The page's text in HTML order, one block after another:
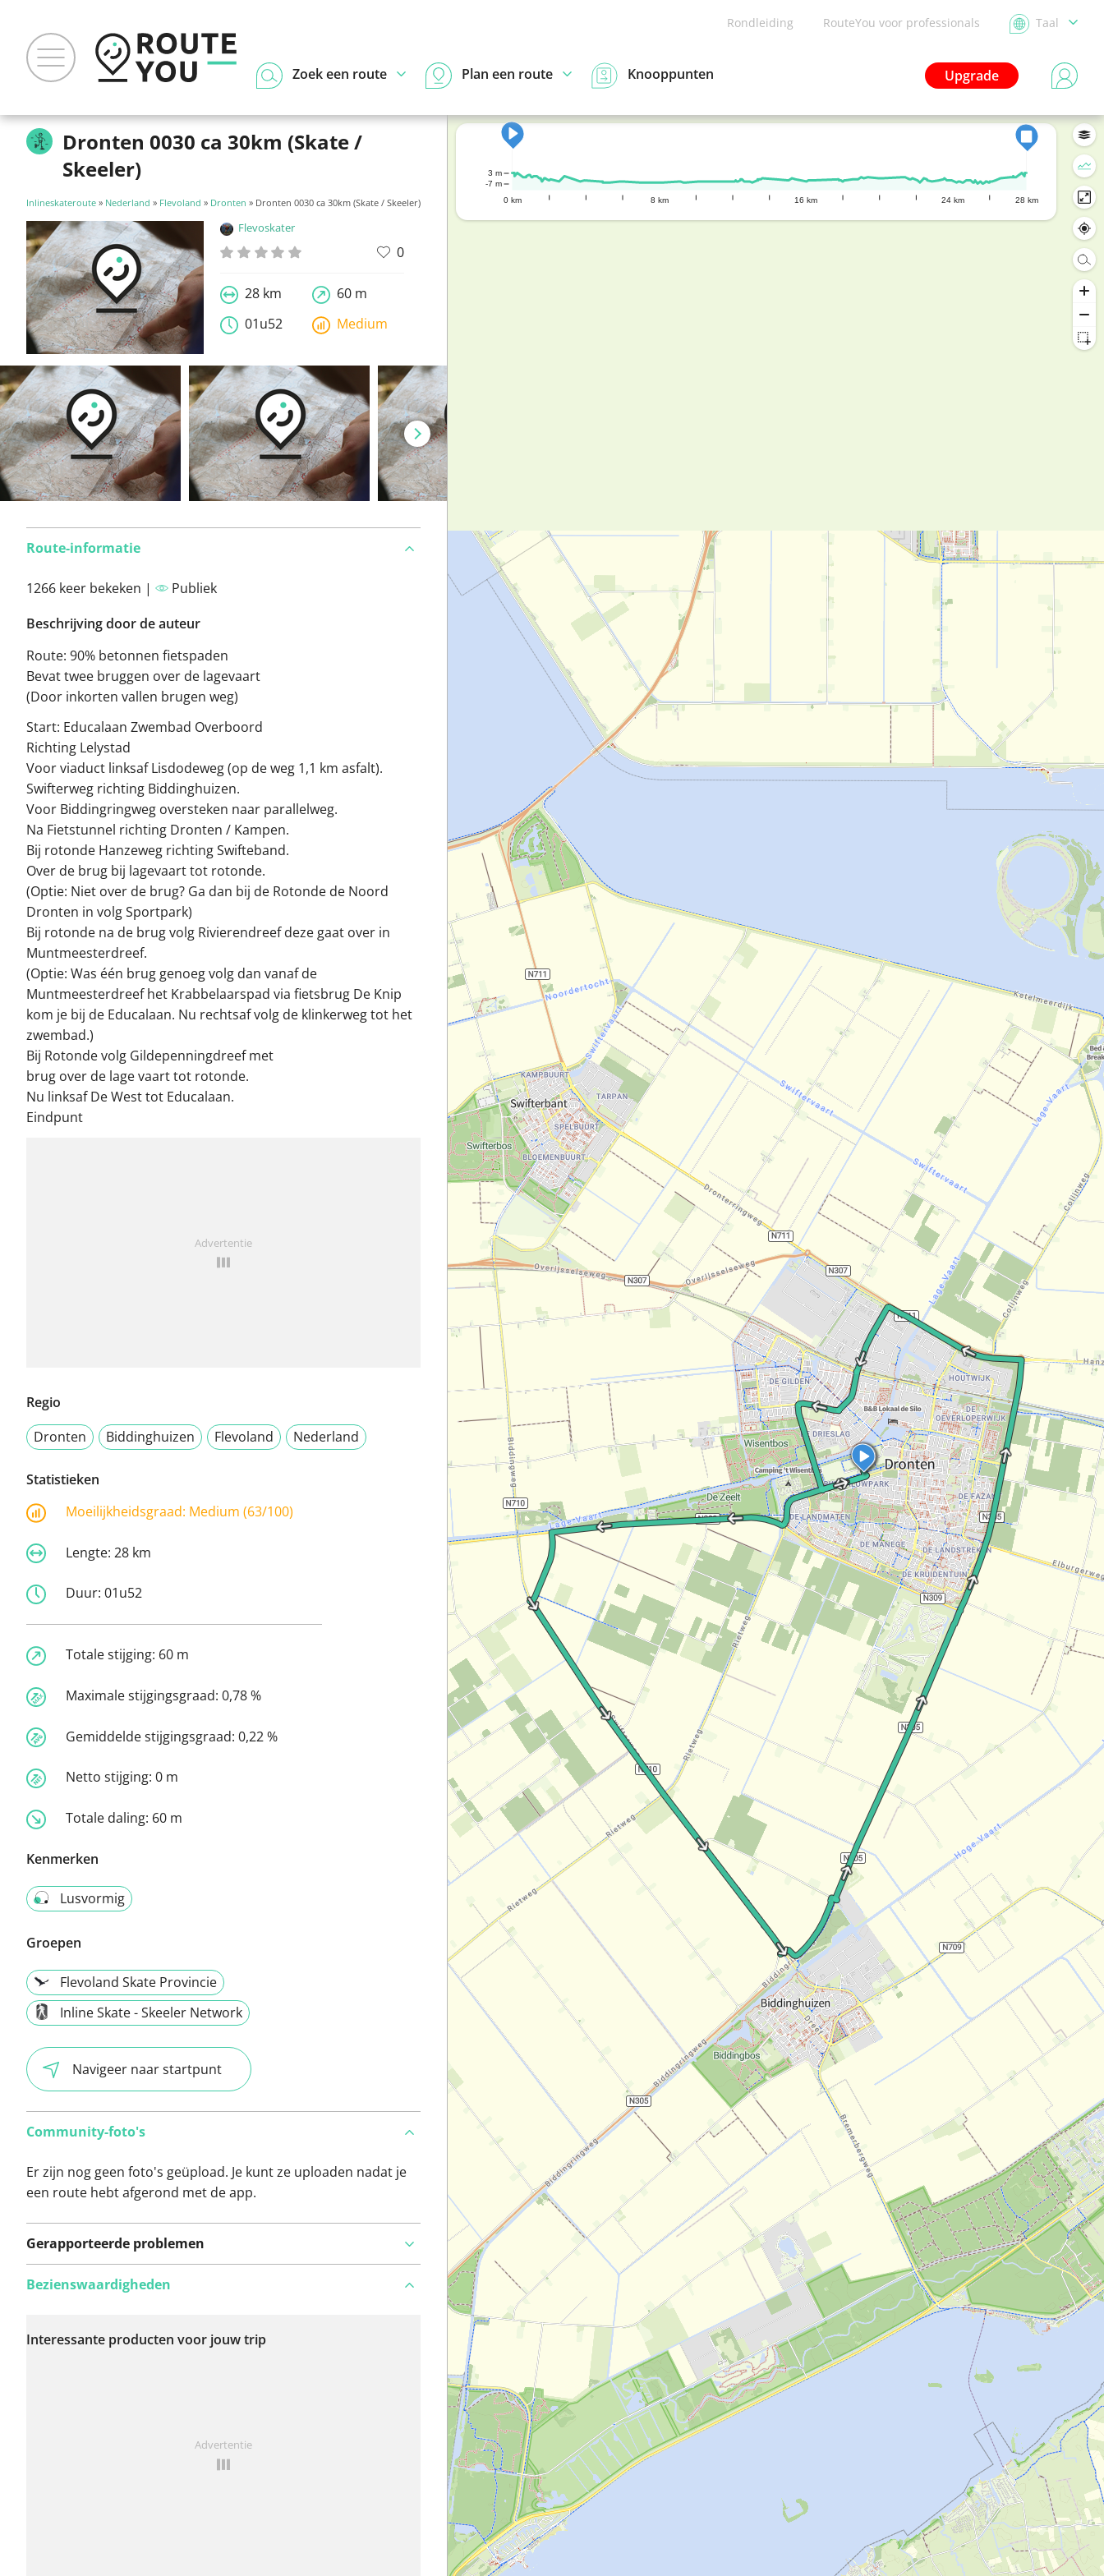
Rondleiding RouteYou voor professionals Taal
Upgrade
Zoek een route Plan een route Knooppunten
Dronten 0030 ca 30km (Skate /
Skeeler)
Inlineskateroute » Nederland » Flevoland » Dronten » Dronten 0030 ca 30km (Skate / Skeeler)
Flevoskater
0
28 km
60 m
01u52
Medium
Route-informatie
1266 keer bekeken |
Publiek
Beschrijving door de auteur
Route: 90% betonnen fietspaden
Bevat twee bruggen over de lagevaart
(Door inkorten vallen brugen weg)
Start: Educalaan Zwembad Overboord
Richting Lelystad
Voor viaduct linksaf Lisdodeweg (op de weg 1,1 km asfalt).
Swifterweg richting Biddinghuizen.
Voor Biddingringweg oversteken naar parallelweg.
Na Fietstunnel richting Dronten / Kampen.
Bij rotonde Hanzeweg richting Swifteband.
Over de brug bij lagevaart tot rotonde.
(Optie: Niet over de brug? Ga dan bij de Rotonde de Noord
Dronten in volg Sportpark)
Bij rotonde na de brug volg Rivierendreef deze gaat over in
Muntmeesterdreef.
(Optie: Was één brug genoeg volg dan vanaf de
Muntmeesterdreef het Krabbelaarspad via fietsbrug De Knip
kom je bij de Educalaan. Nu rechtsaf volg de klinkerweg tot het
zwembad.)
Bij Rotonde volg Gildepenningdreef met
brug over de lage vaart tot rotonde.
Nu linksaf De West tot Educalaan.
Eindpunt
Advertentie
Regio
Dronten
Biddinghuizen Flevoland Nederland
Statistieken
Moeilijkheidsgraad: Medium (63/100)
Lengte: 28 km
Duur: 01u52
Totale stijging: 60 m
Maximale stijgingsgraad: 0,78 %
Gemiddelde stijgingsgraad: 0,22 %
Netto stijging: 0 m
Totale daling: 60 m
Kenmerken
Lusvormig
Groepen
Flevoland Skate Provincie
Inline Skate - Skeeler Network
Navigeer naar startpunt
Community-foto's
Er zijn nog geen foto's geüpload. Je kunt ze uploaden nadat je
een route hebt afgerond met de app.
Gerapporteerde problemen
problemen op deze
Bezienswaardigheden
Interessante producten voor jouw trip
Advertentie
0 km 8 km 16 km 24 km 28 km
-7 m
3 m